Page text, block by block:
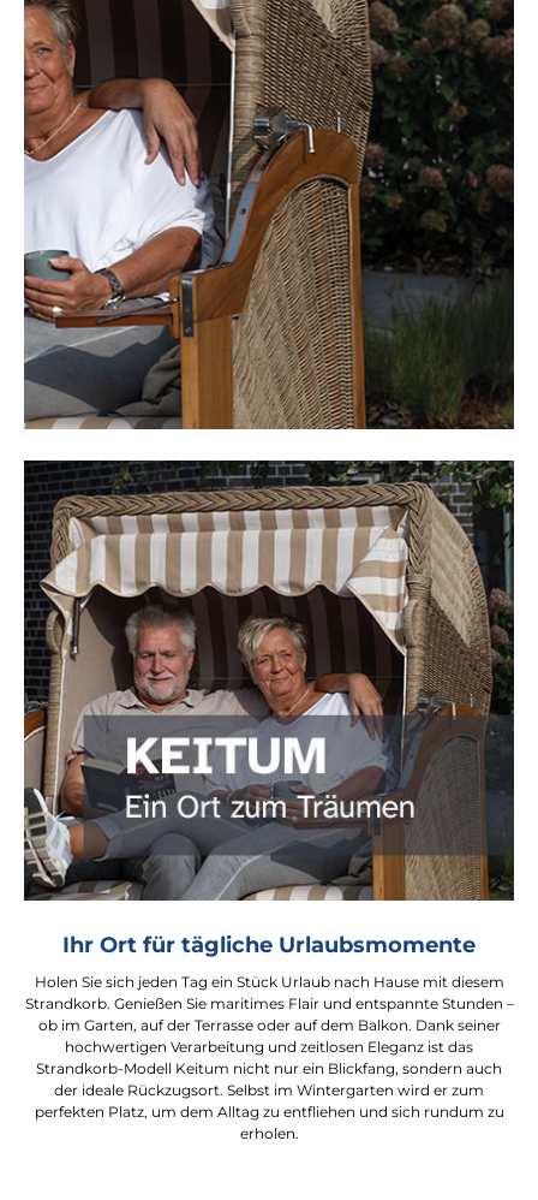
Ihr Ort für tägliche Urlaubsmomente
Holen Sie sich jeden Tag ein Stück Urlaub nach Hause mit diesem
Strandkorb. Genießen Sie maritimes Flair und entspannte Stunden –
ob im Garten, auf der Terrasse oder auf dem Balkon. Dank seiner
hochwertigen Verarbeitung und zeitlosen Eleganz ist das
Strandkorb-Modell Keitum nicht nur ein Blickfang, sondern auch
der ideale Rückzugsort. Selbst im Wintergarten wird er zum
perfekten Platz, um dem Alltag zu entfliehen und sich rundum zu
erholen.